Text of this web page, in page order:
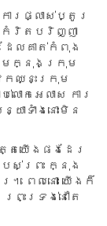
ារ​ផ្លាស់​ប្តូរ
កំរិត​បរិញ្ញា
ែល​គាត់​កំពុង​
ម​ក្នុង​ក្រុម​
ក​ឈ្នះ​ក្រុម​
ក​អេលាស ការ​
ា​ទាំង​នោះ​មិន​
ត​យើង​ផង​ដែរ
បស់​ព្រះ ក្នុង​
ពេល​នោះ​ យើង​ក៏​
ព្រះ​ទ្រង់​នៅ​តែ